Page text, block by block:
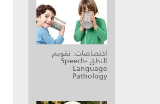
اختصاصات: تقويم
النطق Speech-
Language
Pathology